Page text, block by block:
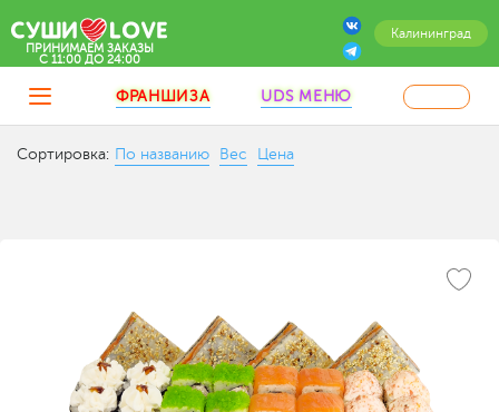
Калининград
ПРИНИМАЕМ ЗАКАЗЫ
C 11:00 ДО 24:00
ФРАНШИЗА UDS МЕНЮ
Сортировка: По названию Вес Цена